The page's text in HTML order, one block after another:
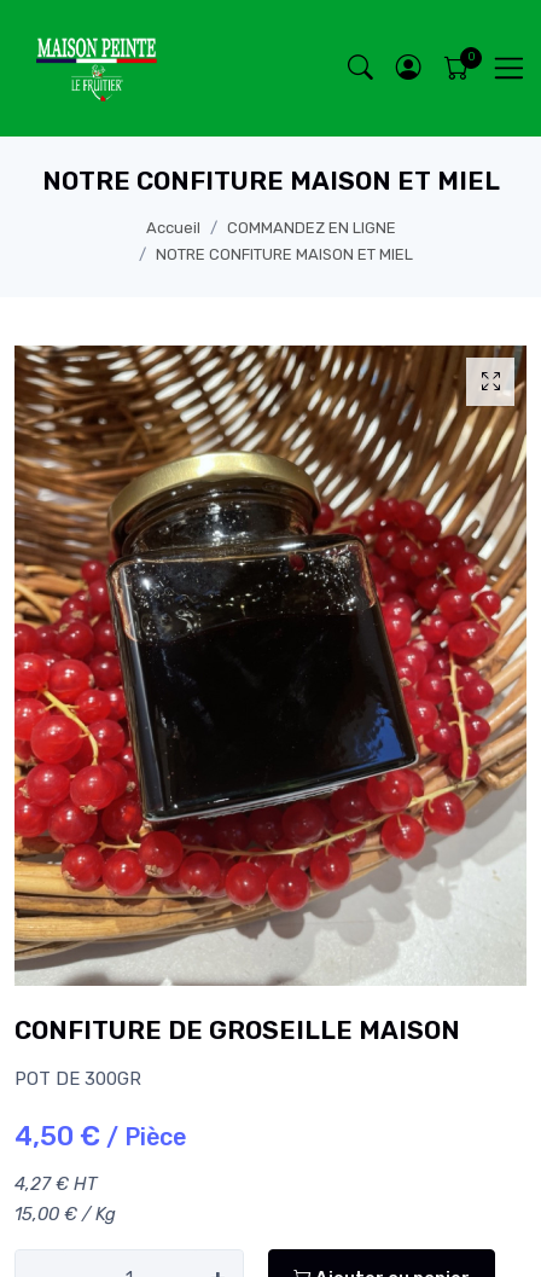
NOTRE CONFITURE MAISON ET MIEL
Accueil
COMMANDEZ EN LIGNE
NOTRE CONFITURE MAISON ET MIEL
CONFITURE DE GROSEILLE MAISON
POT DE 300GR
4,50 € / Pièce
4,27 € HT
15,00 € / Kg